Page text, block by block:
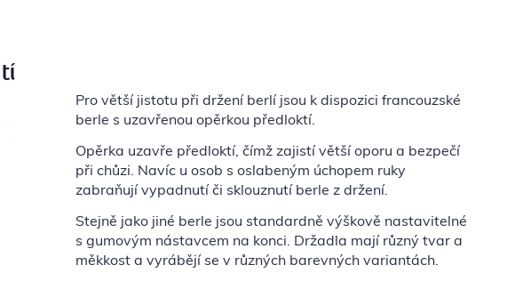
Pro větší jistotu při držení berlí jsou k dispozici francouzské
berle s uzavřenou opěrkou předloktí.
Opěrka uzavře předloktí, čímž zajistí větší oporu a bezpečí
při chůzi. Navíc u osob s oslabeným úchopem ruky
zabraňují vypadnutí či sklouznutí berle z držení.
Stejně jako jiné berle jsou standardně výškově nastavitelné
s gumovým nástavcem na konci. Držadla mají různý tvar a
měkkost a vyrábějí se v různých barevných variantách.